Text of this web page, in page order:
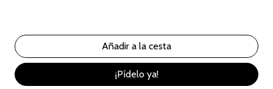
¡Pídelo ya!